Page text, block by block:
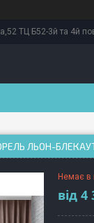
ТЦ Б52-3й та 4й
ЛЬОН-
Немає в
від 4